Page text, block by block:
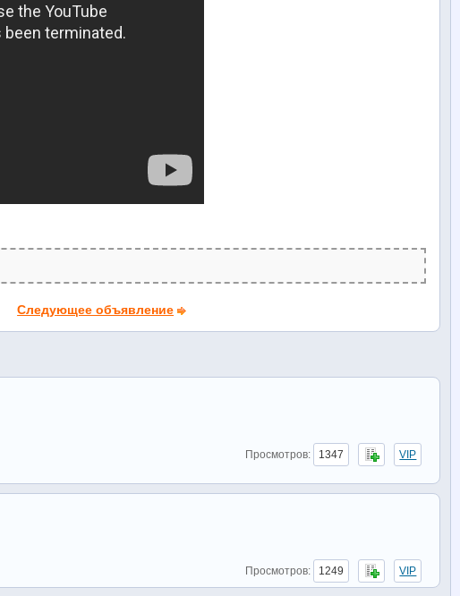
Следующее объявление
Просмотров: 1347 VIP
Просмотров: 1249 VIP